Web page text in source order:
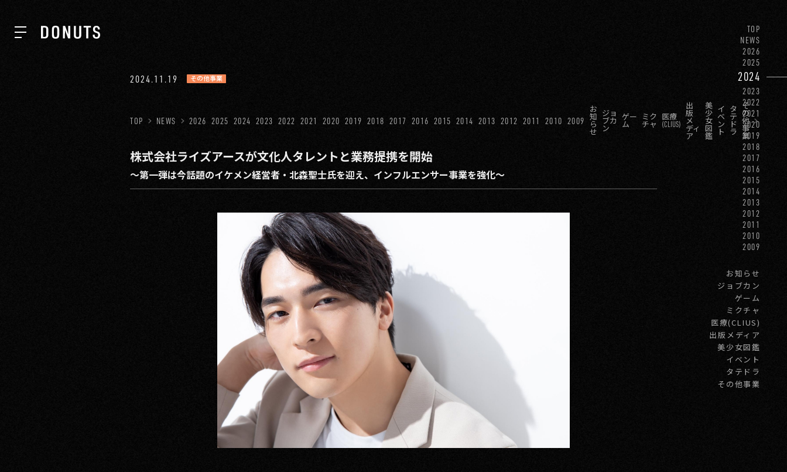
ABOUT
TOP
NEWS
2026
2025
2024
2023
2022
2021
2020
2019
2018
2017
2016
2015
2014
2013
2012
2011
2010
2009
お知らせ
ジョブカン
ゲーム
ミクチャ
医療(CLIUS)
出版メディア
美少女図鑑
イベント
タテドラ
その他事業
2024.11.19 その他事業
TOP NEWS 2026 2025 2024 2023 2022 2021 2020 2019 2018 2017 2016 2015 2014 2013 2012 2011 2010 2009
お
知
ら
せ
ジョ
ブカ
ン
ゲー
ム
ミク
チャ
医療
(CLIUS)
出
版
メ
ディ
ア
美
少
女
図
鑑
イ
ベ
ン
ト
タ
テ
ド
ラ
そ
の
他
事
業
株式会社ライズアースが文化人タレントと業務提携を開始
〜第一弾は今話題のイケメン経営者・北森聖士氏を迎え、インフルエンサー事業を強化〜